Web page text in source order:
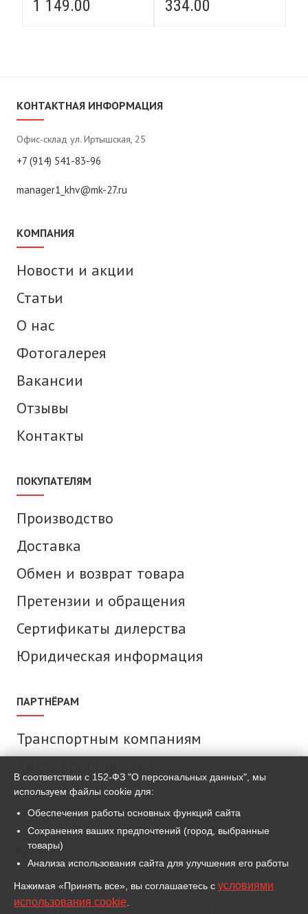
1 149.00 334.00
КОНТАКТНАЯ ИНФОРМАЦИЯ
Офис-склад ул. Иртышская, 25
+7 (914) 541-83-96
manager1_khv@mk-27.ru
КОМПАНИЯ
Новости и акции
Статьи
О нас
Фотогалерея
Вакансии
Отзывы
Контакты
ПОКУПАТЕЛЯМ
Производство
Доставка
Обмен и возврат товара
Претензии и обращения
Сертификаты дилерства
Юридическая информация
ПАРТНЁРАМ
Транспортным компаниям
СВЯЗАТЬСЯ С НАМИ
MAX
ВКонтакте
Для связи используем мессенджер MAX и иные сервисы,
В соответствии с 152-ФЗ "О персональных данных", мы
используем файлы cookie для:
Обеспечения работы основных функций сайта
Сохранения ваших предпочтений (город, выбранные
товары)
Анализа использования сайта для улучшения его работы
Нажимая «Принять все», вы соглашаетесь с условиями
использования cookie